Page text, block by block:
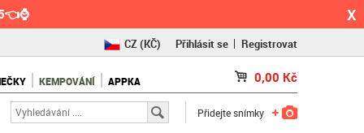
X
CZ(KČ)
RO(RON)
Přihlásit se Registrovat
KEMPOVÁNÍ APPKA 0,00 Kč
Přidejte snímky